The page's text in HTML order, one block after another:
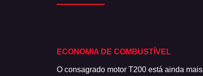
ECONOMIA DE COMBUSTÍVEL
O consagrado motor T200 está ainda mais